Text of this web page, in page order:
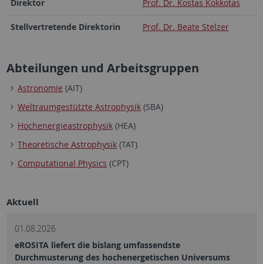
Direktor Prof. Dr. Kostas Kokkotas
Stellvertretende Direktorin Prof. Dr. Beate Stelzer
Abteilungen und Arbeitsgruppen
Astronomie (AIT)
Weltraumgestützte Astrophysik (SBA)
Hochenergieastrophysik (HEA)
Theoretische Astrophysik (TAT)
Computational Physics (CPT)
Aktuell
01.08.2026
eROSITA liefert die bislang umfassendste
Durchmusterung des hochenergetischen Universums